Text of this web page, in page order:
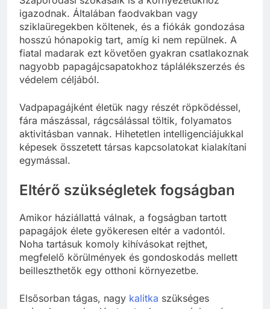
igazodnak. Általában faodvakban vagy
sziklaüregekben költenek, és a fiókák gondozása
hosszú hónapokig tart, amíg ki nem repülnek. A
fiatal madarak ezt követően gyakran csatlakoznak
nagyobb papagájcsapatokhoz táplálékszerzés és
védelem céljából.
Vadpapagájként életük nagy részét röpködéssel,
fára mászással, rágcsálással töltik, folyamatos
aktivitásban vannak. Hihetetlen intelligenciájukkal
képesek összetett társas kapcsolatokat kialakítani
egymással.
Eltérő szükségletek fogságban
Amikor háziállattá válnak, a fogságban tartott
papagájok élete gyökeresen eltér a vadontól.
Noha tartásuk komoly kihívásokat rejthet,
megfelelő körülmények és gondoskodás mellett
beilleszthetők egy otthoni környezetbe.
Elsősorban tágas, nagy kalitka szükséges